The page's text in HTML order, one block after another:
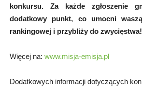
konkursu. Za każde zgłoszenie
dodatkowy punkt, co umocni
rankingowej i przybliży do zwycięstwa!
Więcej na: www.misja-emisja.pl
Dodatkowych informacji dotyczących